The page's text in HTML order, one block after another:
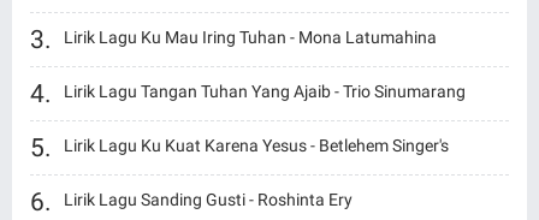
Lirik Lagu Ku Mau Iring Tuhan - Mona Latumahina
Lirik Lagu Tangan Tuhan Yang Ajaib - Trio Sinumarang
Lirik Lagu Ku Kuat Karena Yesus - Betlehem Singer's
Lirik Lagu Sanding Gusti - Roshinta Ery